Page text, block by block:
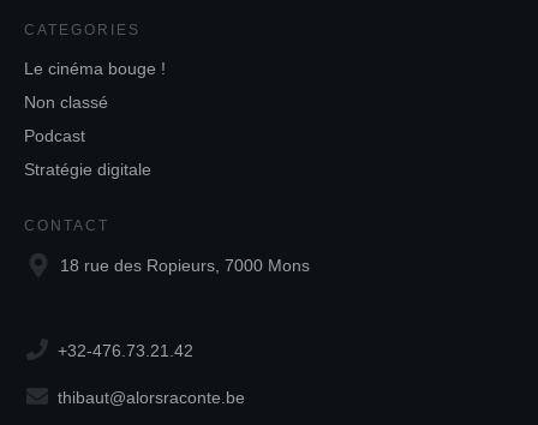
CATEGORIES
Le cinéma bouge !
Non classé
Podcast
Stratégie digitale
CONTACT
18 rue des Ropieurs, 7000 Mons
+32-476.73.21.42
thibaut@alorsraconte.be